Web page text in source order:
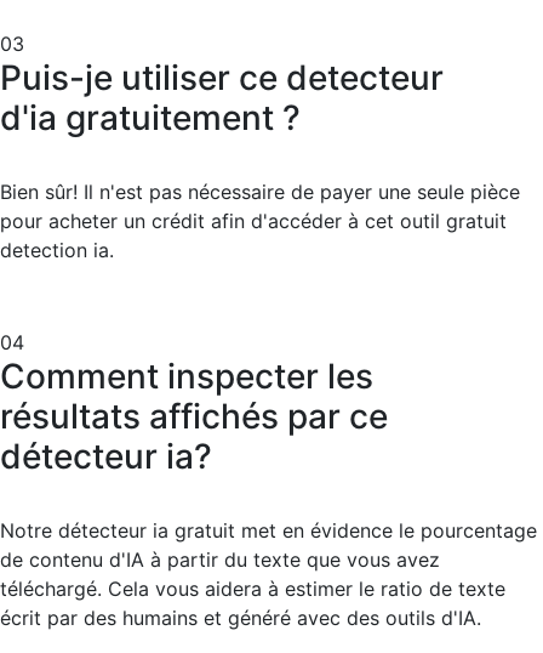
03
Puis-je utiliser ce detecteur
d'ia gratuitement ?
Bien sûr! Il n'est pas nécessaire de payer une seule pièce
pour acheter un crédit afin d'accéder à cet outil gratuit
detection ia.
04
Comment inspecter les
résultats affichés par ce
détecteur ia?
Notre détecteur ia gratuit met en évidence le pourcentage
de contenu d'IA à partir du texte que vous avez
téléchargé. Cela vous aidera à estimer le ratio de texte
écrit par des humains et généré avec des outils d'IA.